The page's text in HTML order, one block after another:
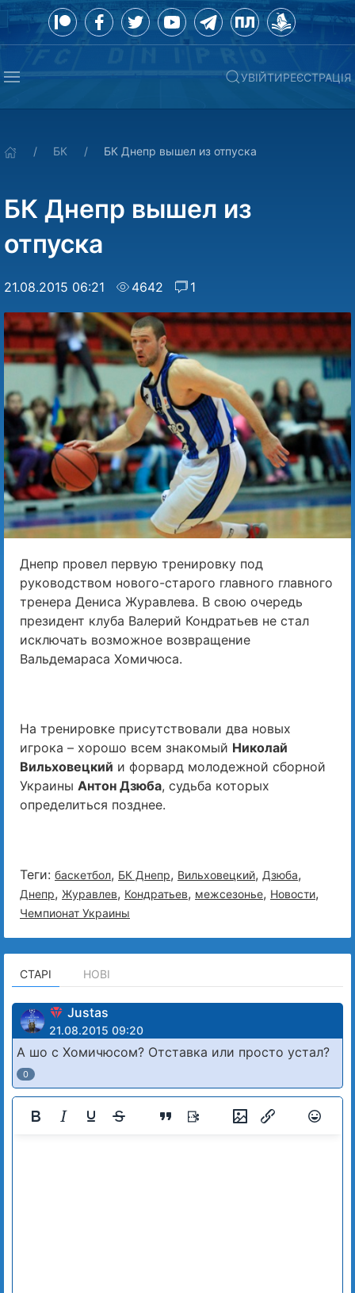
УВІЙТИРЕЄСТРАЦІЯ
БК БК Днепр вышел из отпуска
БК Днепр вышел из
отпуска
21.08.2015 06:21 4642 1
Днепр провел первую тренировку под
руководством нового-старого главного главного
тренера Дениса Журавлева. В свою очередь
президент клуба Валерий Кондратьев не стал
исключать возможное возвращение
Вальдемараса Хомичюса.
На тренировке присутствовали два новых
игрока – хорошо всем знакомый Николай
Вильховецкий и форвард молодежной сборной
Украины Антон Дзюба, судьба которых
определиться позднее.
Теги: баскетбол, БК Днепр, Вильховецкий, Дзюба,
Днепр, Журавлев, Кондратьев, межсезонье, Новости,
Чемпионат Украины
СТАРІ НОВІ
Justas
21.08.2015 09:20
А шо с Хомичюсом? Отставка или просто устал?
0